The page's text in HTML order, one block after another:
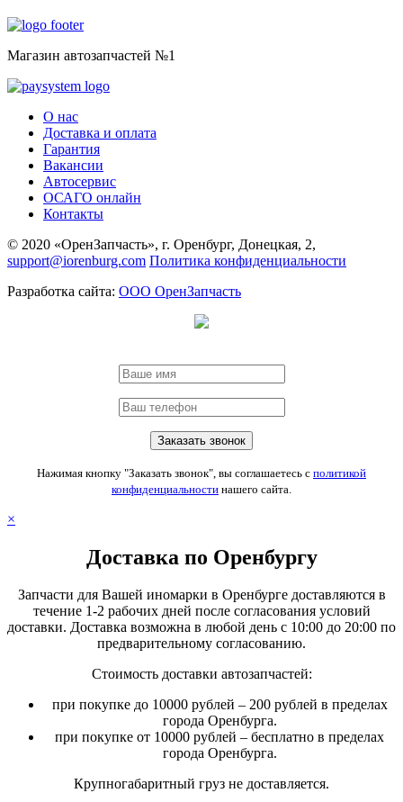
Магазин автозапчастей №1
О нас
Доставка и оплата
Гарантия
Вакансии
Автосервис
ОСАГО онлайн
Контакты
© 2020 «ОренЗапчасть», г. Оренбург, Донецкая, 2,
support@iorenburg.com Политика конфиденциальности
Разработка сайта: ООО ОренЗапчасть
Нажимая кнопку "Заказать звонок", вы соглашаетесь с политикой
конфиденциальности нашего сайта.
×
Доставка по Оренбургу
Запчасти для Вашей иномарки в Оренбурге доставляются в
течение 1-2 рабочих дней после согласования условий
доставки. Доставка возможна в любой день с 10:00 до 20:00 по
предварительному согласованию.
Стоимость доставки автозапчастей:
при покупке до 10000 рублей – 200 рублей в пределах
города Оренбурга.
при покупке от 10000 рублей – бесплатно в пределах
города Оренбурга.
Крупногабаритный груз не доставляется.